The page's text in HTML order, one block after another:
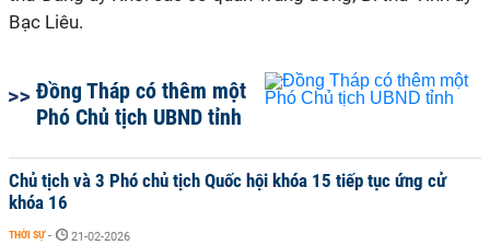
Bạc Liêu.
Đồng Tháp có thêm một
Phó Chủ tịch UBND tỉnh
Chủ tịch và 3 Phó chủ tịch Quốc hội khóa 15 tiếp tục ứng cử
khóa 16
THỜI SỰ - 21-02-2026